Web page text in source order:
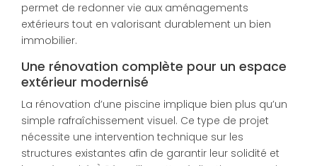
permet de redonner vie aux aménagements
extérieurs tout en valorisant durablement un bien
immobilier.
Une rénovation complète pour un espace
extérieur modernisé
La rénovation d’une piscine implique bien plus qu’un
simple rafraîchissement visuel. Ce type de projet
nécessite une intervention technique sur les
structures existantes afin de garantir leur solidité et